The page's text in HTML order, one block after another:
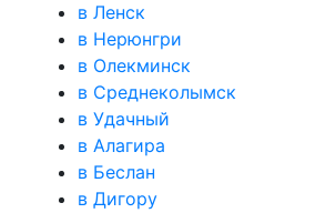
в Ленск
в Нерюнгри
в Олекминск
в Среднеколымск
в Удачный
в Алагира
в Беслан
в Дигору